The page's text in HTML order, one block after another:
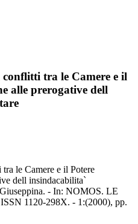
tra le Camere e il
alle prerogative dell
le Camere e il Potere
dell insindacabilita`
- In: NOMOS. LE
1120-298X. - 1:(2000), pp.